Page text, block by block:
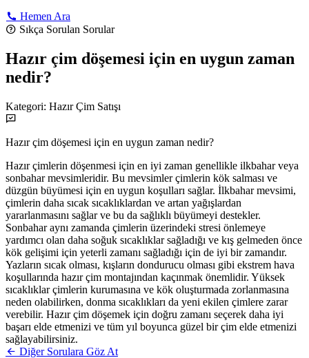
Hemen Ara
Sıkça Sorulan Sorular
Hazır çim döşemesi için en uygun zaman
nedir?
Kategori: Hazır Çim Satışı
Hazır çim döşemesi için en uygun zaman nedir?
Hazır çimlerin döşenmesi için en iyi zaman genellikle ilkbahar veya
sonbahar mevsimleridir. Bu mevsimler çimlerin kök salması ve
düzgün büyümesi için en uygun koşulları sağlar. İlkbahar mevsimi,
çimlerin daha sıcak sıcaklıklardan ve artan yağışlardan
yararlanmasını sağlar ve bu da sağlıklı büyümeyi destekler.
Sonbahar aynı zamanda çimlerin üzerindeki stresi önlemeye
yardımcı olan daha soğuk sıcaklıklar sağladığı ve kış gelmeden önce
kök gelişimi için yeterli zamanı sağladığı için de iyi bir zamandır.
Yazların sıcak olması, kışların dondurucu olması gibi ekstrem hava
koşullarında hazır çim montajından kaçınmak önemlidir. Yüksek
sıcaklıklar çimlerin kurumasına ve kök oluşturmada zorlanmasına
neden olabilirken, donma sıcaklıkları da yeni ekilen çimlere zarar
verebilir. Hazır çim döşemek için doğru zamanı seçerek daha iyi
başarı elde etmenizi ve tüm yıl boyunca güzel bir çim elde etmenizi
sağlayabilirsiniz.
Diğer Sorulara Göz At